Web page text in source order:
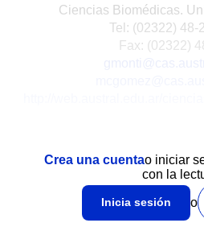
Ciencias Biomédicas.
Tel: (02322) 48-
Fax: (02322)
Crea una cuentao iniciar
con la
Inicia sesión o